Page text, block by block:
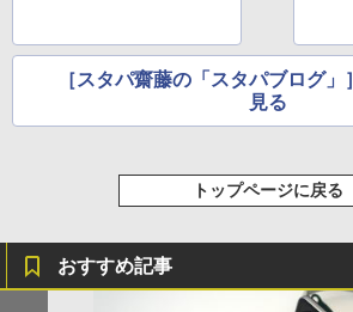
［スタパ齋藤の「スタパブログ
見る
トップページに戻る
おすすめ記事